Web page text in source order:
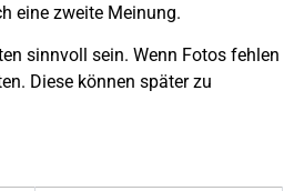
eine zweite Meinung.
sinnvoll sein. Wenn Fotos fehlen
Diese können später zu